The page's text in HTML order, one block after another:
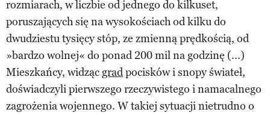
rozmiarach, w liczbie od jednego do kilkuset,
poruszających się na wysokościach od kilku do
dwudziestu tysięcy stóp, ze zmienną prędkością, od
»bardzo wolnej« do ponad 200 mil na godzinę (...)
Mieszkańcy, widząc gradpocisków i snopy świateł,
doświadczyli pierwszego rzeczywistego i namacalnego
zagrożenia wojennego. W takiej sytuacji nietrudno o